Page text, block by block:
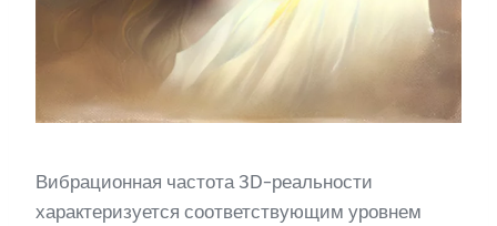
Вибрационная частота 3D-реальности
характеризуется соответствующим уровнем